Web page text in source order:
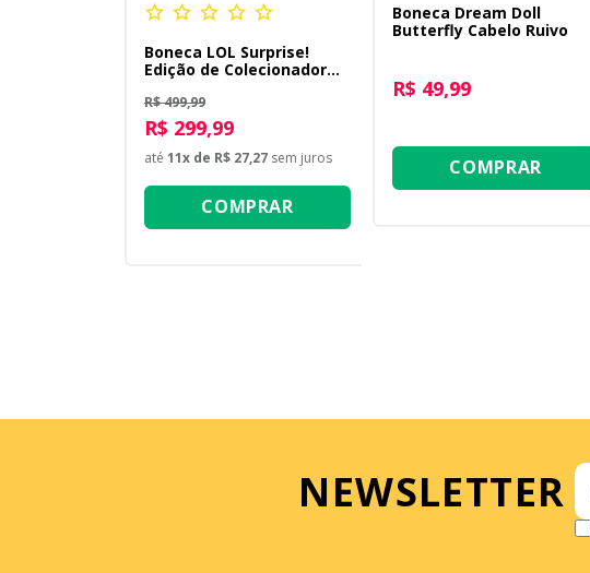
Boneca LOL Surprise!
Edição de Colecionador
R$ 499,99
R$ 299,99
até 11x de R$ 27,27 sem juros
COMPRAR
Boneca Dream Doll
Butterfly Cabelo Ruivo
R$ 49,99
COMPRAR
NEWSLETTER